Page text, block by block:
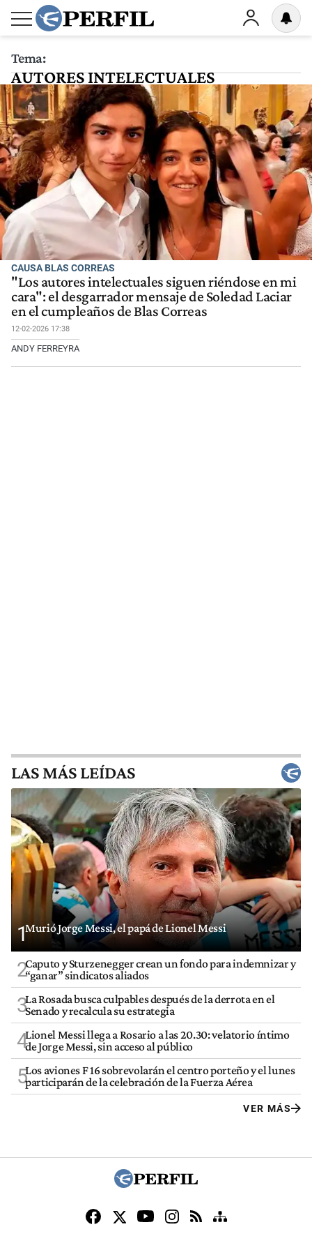
Tema:
AUTORES INTELECTUALES
CAUSA BLAS CORREAS
"Los autores intelectuales siguen riéndose en mi
cara": el desgarrador mensaje de Soledad Laciar
en el cumpleaños de Blas Correas
12-02-2026 17:38
ANDY FERREYRA
LAS MÁS LEÍDAS
1Murió Jorge Messi, el papá de Lionel Messi
2Caputo y Sturzenegger crean un fondo para indemnizar y
“ganar” sindicatos aliados
3La Rosada busca culpables después de la derrota en el
Senado y recalcula su estrategia
4Lionel Messi llega a Rosario a las 20.30: velatorio íntimo
de Jorge Messi, sin acceso al público
5Los aviones F 16 sobrevolarán el centro porteño y el lunes
participarán de la celebración de la Fuerza Aérea
VER MÁS